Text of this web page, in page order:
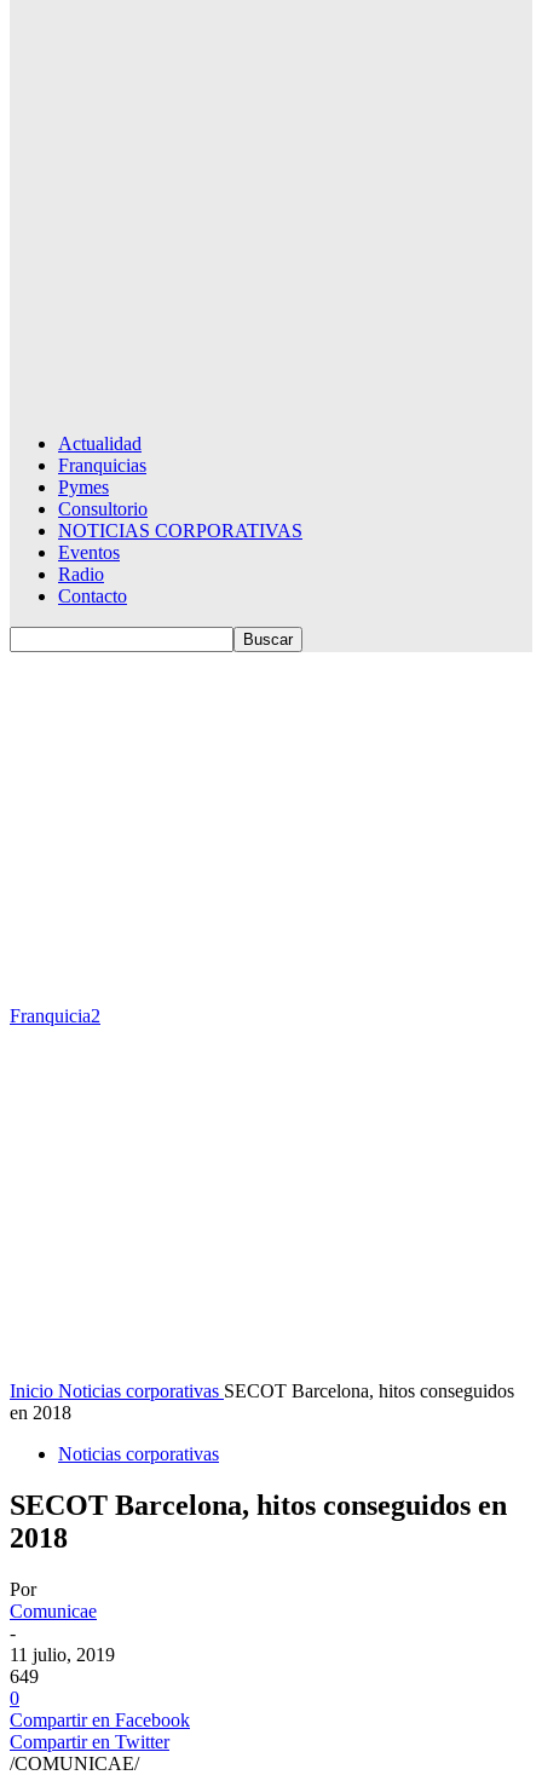
Actualidad
Franquicias
Pymes
Consultorio
NOTICIAS CORPORATIVAS
Eventos
Radio
Contacto
Franquicia2
Inicio Noticias corporativas SECOT Barcelona, hitos conseguidos
en 2018
Noticias corporativas
SECOT Barcelona, hitos conseguidos en
2018
Por
Comunicae
-
11 julio, 2019
649
0
Compartir en Facebook
Compartir en Twitter
/COMUNICAE/